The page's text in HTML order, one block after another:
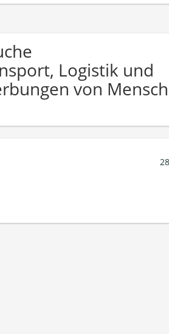
Logistik und
von